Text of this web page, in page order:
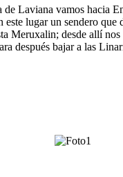
de Laviana vamos hacia
este lugar un sendero que
Meruxalin; desde allí
después bajar a las